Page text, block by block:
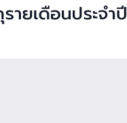
ยเดือนประจำ